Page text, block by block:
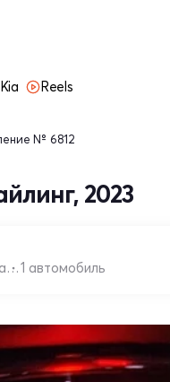
Kia Reels
№ 6812
2023
Самаркандская область, город Самарканд1 автомобиль